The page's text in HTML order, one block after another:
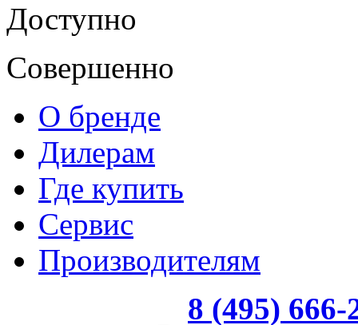
Доступно
Совершенно
О бренде
Дилерам
Где купить
Сервис
Производителям
8 (495)